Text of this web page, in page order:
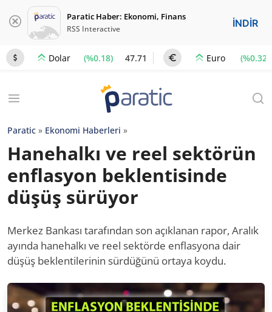
Paratic Haber: Ekonomi, Finans
RSS Interactive İNDİR
Dolar (%0.18) 47.71 Euro (%0.32)
Paratic » Ekonomi Haberleri »
Hanehalkı ve reel sektörün
enflasyon beklentisinde
düşüş sürüyor
Merkez Bankası tarafından son açıklanan rapor, Aralık
ayında hanehalkı ve reel sektörde enflasyona dair
düşüş beklentilerinin sürdüğünü ortaya koydu.